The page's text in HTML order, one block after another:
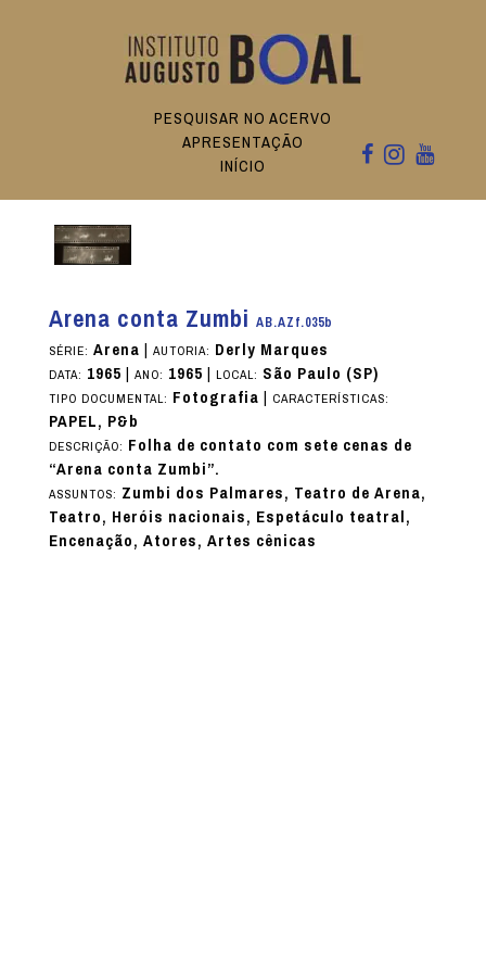
PESQUISAR NO ACERVO
APRESENTAÇÃO
INÍCIO
Arena conta Zumbi AB.AZf.035b
SÉRIE: Arena| AUTORIA: Derly Marques
DATA: 1965| ANO: 1965| LOCAL: São Paulo (SP)
TIPO DOCUMENTAL: Fotografia| CARACTERÍSTICAS:
PAPEL, P&b
DESCRIÇÃO: Folha de contato com sete cenas de
“Arena conta Zumbi”.
ASSUNTOS: Zumbi dos Palmares, Teatro de Arena,
Teatro, Heróis nacionais, Espetáculo teatral,
Encenação, Atores, Artes cênicas